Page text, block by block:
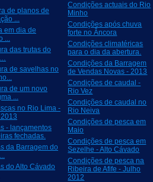
de planos de
...
em dia de
...
das trutas do
de savelhas no
de um novo
...
no Rio Lima -
- lançamentos
fechadas.
da Barragem do
do Alto Cávado
Condições actuais do Rio
Minho
Condições após chuva
forte no Âncora
Condições climatéricas
para o dia da abertura.
Condições da Barragem
de Vendas Novas - 2013
Condições de caudal -
Rio Vez
Condições de caudal no
Rio Neiva
Condições de pesca em
Maio
Condições de pesca em
Sezelhe - Alto Cávado
Condições de pesca na
Ribeira de Afife - Julho
2012